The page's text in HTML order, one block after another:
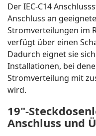
Der IEC-C14
Anschluss an
Stromverteilungen im
verfügt über einen
Dadurch eignet sie
Installationen, bei
Stromverteilung mit
wird.
19"-
Anschluss und